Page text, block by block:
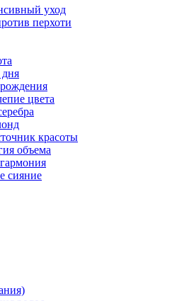
уход
перхоти
цвета
красоты
объема
сияние